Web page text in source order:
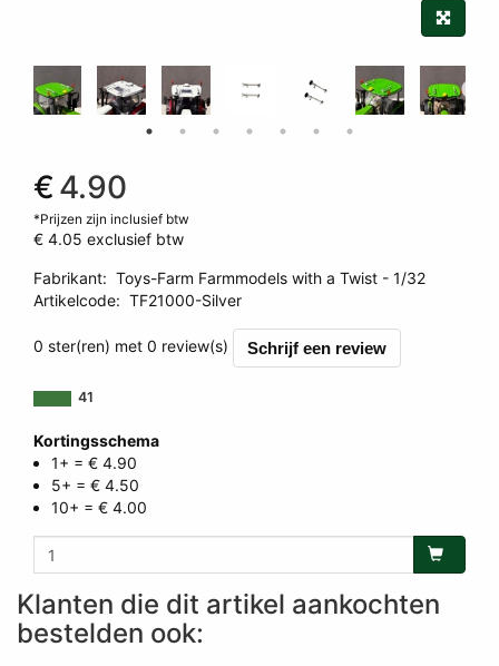
€ 4.90
*Prijzen zijn inclusief btw
€ 4.05 exclusief btw
Fabrikant: Toys-Farm Farmmodels with a Twist - 1/32
Artikelcode: TF21000-Silver
0 ster(ren) met 0 review(s) Schrijf een review
41
Kortingsschema
1+ = € 4.90
5+ = € 4.50
10+ = € 4.00
Klanten die dit artikel aankochten
bestelden ook: